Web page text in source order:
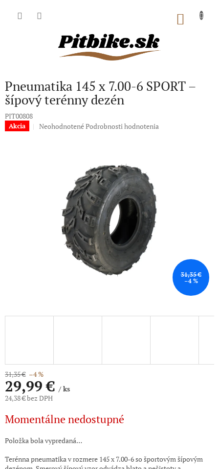
Pneumatika 145 x 7.00-6 SPORT –
šípový terénny dezén
PIT00808
Akcia
Priemerné
hviezdičiek.
NeohodnotenéPodrobnosti hodnotenia
31,35 €
–4 %
31,35 € –4 %
29,99 €/ ks
24,38 € bez DPH
cena:
Momentálne nedostupné
Položka bola vypredaná…
Terénna pneumatika v rozmere 145 x 7.00-6 so športovým šípovým